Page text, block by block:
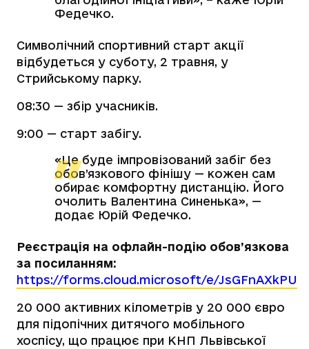
Федечко.
Символічний спортивний старт акції
відбудеться у суботу, 2 травня, у
Стрийському парку.
08:30 — збір учасників.
9:00 — старт забігу.
«Це буде імпровізований забіг без
обов’язкового фінішу — кожен сам
обирає комфортну дистанцію. Його
очолить Валентина Синенька», —
додає Юрій Федечко.
Реєстрація на офлайн-подію обов’язкова
за посиланням:
https://forms.cloud.microsoft/e/JsGFnAXkPU
20 000 активних кілометрів у 20 000 євро
для підопічних дитячого мобільного
хоспісу, що працює при КНП Львівської